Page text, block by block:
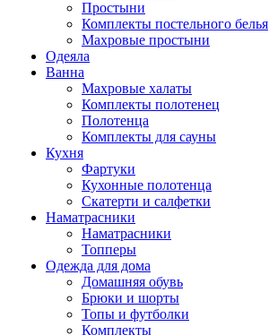
Простыни
Комплекты постельного белья
Махровые простыни
Одеяла
Ванна
Махровые халаты
Комплекты полотенец
Полотенца
Комплекты для сауны
Кухня
Фартуки
Кухонные полотенца
Скатерти и салфетки
Наматрасники
Наматрасники
Топперы
Одежда для дома
Домашняя обувь
Брюки и шорты
Топы и футболки
Комплекты